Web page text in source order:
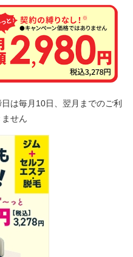
は毎月10日、翌月までのご利
せん